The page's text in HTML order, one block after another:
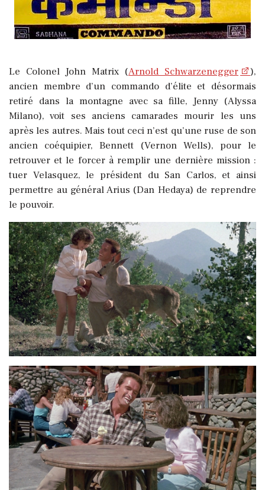
Le Colonel John Matrix (Arnold Schwarzenegger
),
ancien membre d’un commando d’élite et désormais
retiré dans la montagne avec sa fille, Jenny (Alyssa
Milano), voit ses anciens camarades mourir les uns
après les autres. Mais tout ceci n’est qu’une ruse de son
ancien coéquipier, Bennett (Vernon Wells), pour le
retrouver et le forcer à remplir une dernière mission :
tuer Velasquez, le président du San Carlos, et ainsi
permettre au général Arius (Dan Hedaya) de reprendre
le pouvoir.